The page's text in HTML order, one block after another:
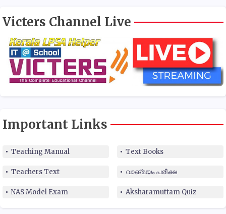
Victers Channel Live
Important Links
Teaching Manual Text Books
Teachers Text വാങ്മയം പരീക്ഷ
NAS Model Exam Aksharamuttam Quiz